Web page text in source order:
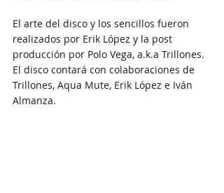
El arte del disco y los sencillos fueron
realizados por Erik López y la post
producción por Polo Vega, a.k.a Trillones.
El disco contará con colaboraciones de
Trillones, Aqua Mute, Erik López e Iván
Almanza.